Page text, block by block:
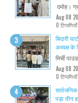
दमोह।
Aug 08
0 टिप्पणियाँ
बिदारी
अध्यक्ष के
मिर्ची
Aug 08
0 टिप्पणियाँ
पड़ा तीन